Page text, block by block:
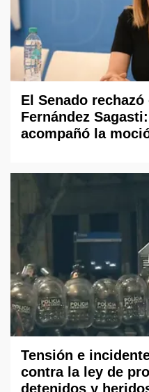
El Senado
Fernández
acompañó la
Tensión e
contra la ley de
detenidos y